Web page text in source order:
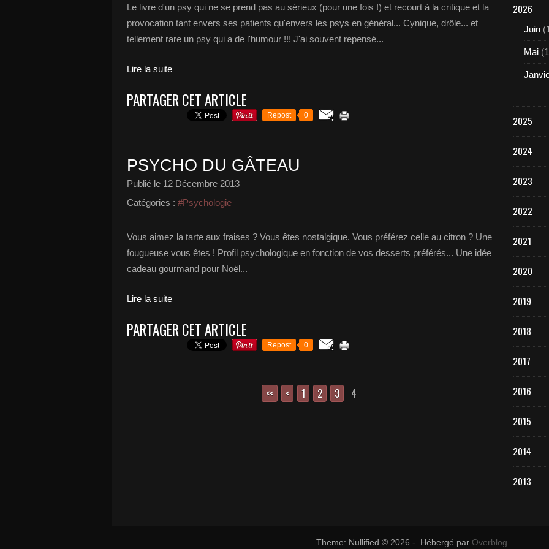
Le livre d'un psy qui ne se prend pas au sérieux (pour une fois !) et recourt à la critique et la
provocation tant envers ses patients qu'envers les psys en général... Cynique, drôle... et
tellement rare un psy qui a de l'humour !!! J'ai souvent repensé...
Lire la suite
PARTAGER CET ARTICLE
Repost 0
PSYCHO DU GÂTEAU
Publié le 12 Décembre 2013
Catégories : #Psychologie
Vous aimez la tarte aux fraises ? Vous êtes nostalgique. Vous préférez celle au citron ? Une
fougueuse vous êtes ! Profil psychologique en fonction de vos desserts préférés... Une idée
cadeau gourmand pour Noël...
Lire la suite
PARTAGER CET ARTICLE
Repost 0
<< < 1 2 3 4
2026
Juin
Mai
2025
2024
2023
2022
2021
2020
2019
2018
2017
2016
2015
2014
2013
Theme: Nullified © 2026 - Hébergé par Overblog